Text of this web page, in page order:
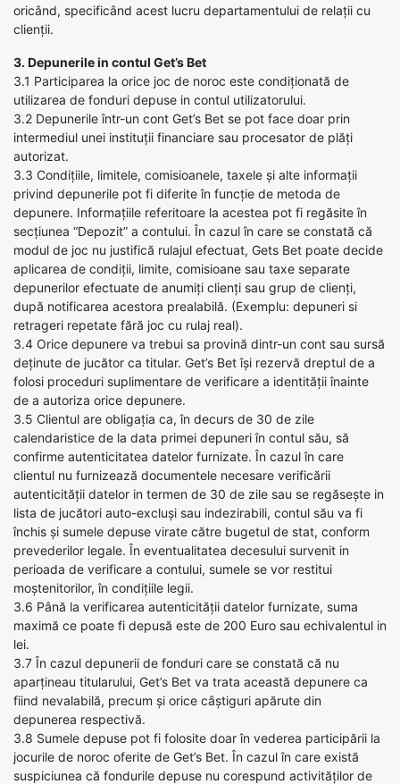
oricând, specificând acest lucru departamentului de relații cu
clienții.
3. Depunerile in contul Get’s Bet
3.1 Participarea la orice joc de noroc este condiționată de
utilizarea de fonduri depuse in contul utilizatorului.
3.2 Depunerile într-un cont Get’s Bet se pot face doar prin
intermediul unei instituții financiare sau procesator de plăți
autorizat.
3.3 Condițiile, limitele, comisioanele, taxele și alte informații
privind depunerile pot fi diferite în funcție de metoda de
depunere. Informațiile referitoare la acestea pot fi regăsite în
secțiunea “Depozit” a contului. În cazul în care se constată că
modul de joc nu justifică rulajul efectuat, Gets Bet poate decide
aplicarea de condiții, limite, comisioane sau taxe separate
depunerilor efectuate de anumiți clienți sau grup de clienți,
după notificarea acestora prealabilă. (Exemplu: depuneri si
retrageri repetate fără joc cu rulaj real).
3.4 Orice depunere va trebui sa provină dintr-un cont sau sursă
deținute de jucător ca titular. Get’s Bet își rezervă dreptul de a
folosi proceduri suplimentare de verificare a identității înainte
de a autoriza orice depunere.
3.5 Clientul are obligația ca, în decurs de 30 de zile
calendaristice de la data primei depuneri în contul său, să
confirme autenticitatea datelor furnizate. În cazul în care
clientul nu furnizează documentele necesare verificării
autenticității datelor in termen de 30 de zile sau se regăsește in
lista de jucători auto-excluși sau indezirabili, contul său va fi
închis și sumele depuse virate către bugetul de stat, conform
prevederilor legale. În eventualitatea decesului survenit in
perioada de verificare a contului, sumele se vor restitui
moștenitorilor, în condițiile legii.
3.6 Până la verificarea autenticității datelor furnizate, suma
maximă ce poate fi depusă este de 200 Euro sau echivalentul in
lei.
3.7 În cazul depunerii de fonduri care se constată că nu
aparțineau titularului, Get’s Bet va trata această depunere ca
fiind nevalabilă, precum și orice câștiguri apărute din
depunerea respectivă.
3.8 Sumele depuse pot fi folosite doar în vederea participării la
jocurile de noroc oferite de Get’s Bet. În cazul în care există
suspiciunea că fondurile depuse nu corespund activităților de